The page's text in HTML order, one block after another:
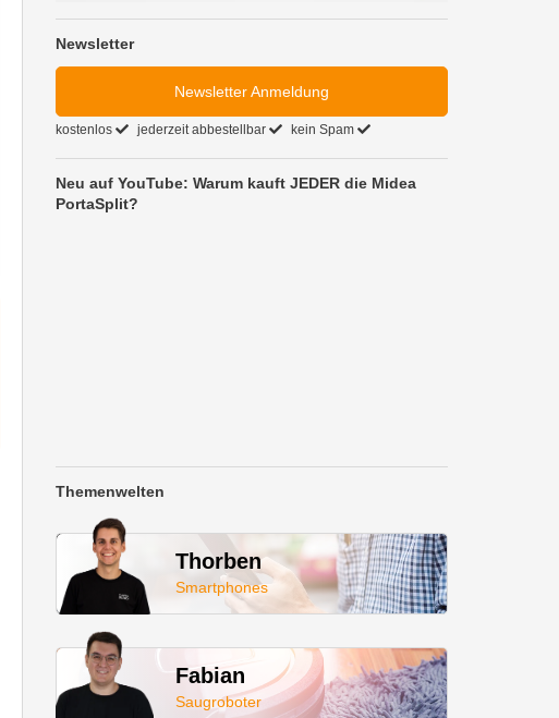
Newsletter
Newsletter Anmeldung
kostenlos jederzeit abbestellbar kein Spam
Neu auf YouTube: Warum kauft JEDER die Midea
PortaSplit?
Themenwelten
Thorben
Smartphones
Fabian
Saugroboter